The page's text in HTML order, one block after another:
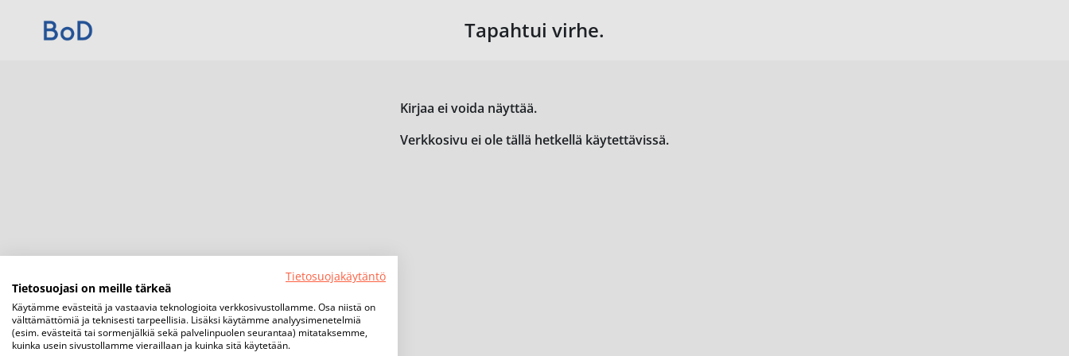
Tapahtui virhe.
Kirjaa ei voida näyttää.
Verkkosivu ei ole tällä hetkellä käytettävissä.
Tietosuojakäytäntö
Tietosuojasi on meille tärkeä
Käytämme evästeitä ja vastaavia teknologioita verkkosivustollamme. Osa niistä on
välttämättömiä ja teknisesti tarpeellisia. Lisäksi käytämme analyysimenetelmiä
(esim. evästeitä tai sormenjälkiä sekä palvelinpuolen seurantaa) mitataksemme,
kuinka usein sivustollamme vieraillaan ja kuinka sitä käytetään.